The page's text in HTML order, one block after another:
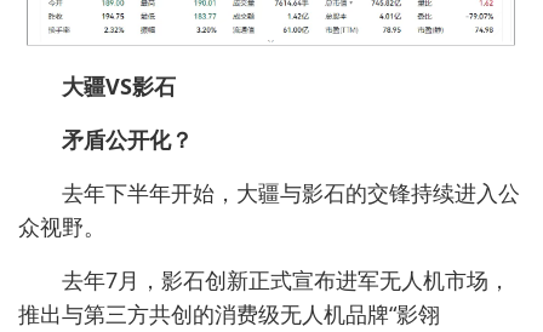
大疆VS影石
矛盾公开化？
去年下半年开始，大疆与影石的交锋持续进入公
众视野。
去年7月，影石创新正式宣布进军无人机市场，
推出与第三方共创的消费级无人机品牌“影翎